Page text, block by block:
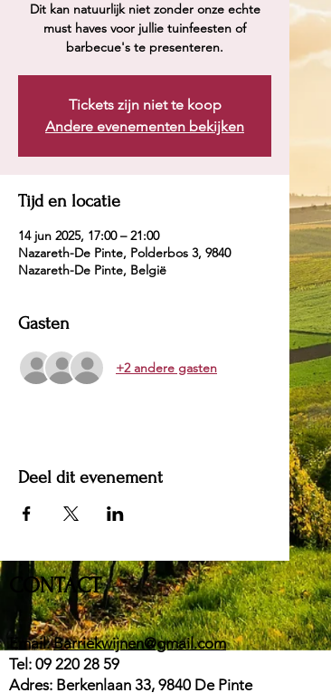
Dit kan natuurlijk niet zonder onze echte
must haves voor jullie tuinfeesten of
barbecue's te presenteren.
Tickets zijn niet te koop
Andere evenementen bekijken
Tijd en locatie
14 jun 2025, 17:00 – 21:00
Nazareth-De Pinte, Polderbos 3, 9840
Nazareth-De Pinte, België
Gasten
+2 andere gasten
Deel dit evenement
CONTACT
Email:Barriekwijnen@gmail.com
Tel: 09 220 28 59
Adres: Berkenlaan 33, 9840 De Pinte